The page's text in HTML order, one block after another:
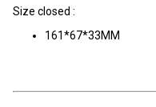
Size closed :
161*67*33MM